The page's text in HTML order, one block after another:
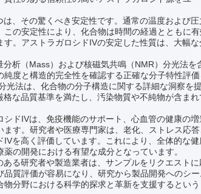
、その驚くべき安定性です。通常の温度および
の安定性により、化合物は時間の経過とともに有
。アストラガロシドIVの安定した性質は、大幅
析（Mass）および核磁気共鳴（NMR）分光法を
度と構造的完全性を確認する正確な分子特性評
光法は、化合物の分子構造に関する詳細な洞察を
な品質基準を満たし、汚染物質や不純物が含ま
ドIVは、免疫機能のサポート、心血管の健康の
す。研究者や医療専門家は、老化、ストレス応
を高く評価しています。これにより、全体的な
の開発における有望な成分となっています。
る研究者や製造業者は、サンプルをリクエスト
質評価が容易になり、研究から製品開発へのシ
分野における科学的探求と革新を支援するとい